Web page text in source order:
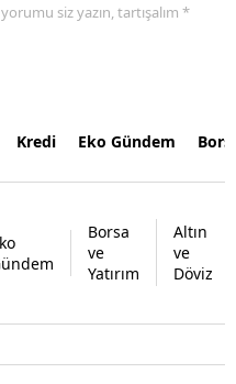
siz yazın, tartışalım *
Kredi Eko Gündem
Borsa
ve
Yatırım
Altın
ve
Döviz